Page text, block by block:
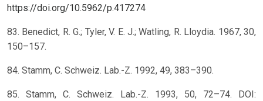
https://doi.org/10.5962/p.417274
83. Benedict, R. G.; Tyler, V. E. J.; Watling, R. Lloydia. 1967, 30,
150–157.
84. Stamm, C. Schweiz. Lab.-Z. 1992, 49, 383–390.
85. Stamm, C. Schweiz. Lab.-Z. 1993, 50, 72–74. DOI: